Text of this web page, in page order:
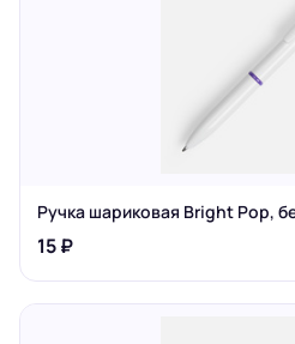
Ручка шариковая Bright Pop,
15 ₽